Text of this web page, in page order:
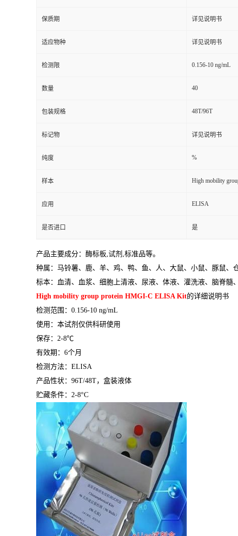
保质期 详见说明书
适应物种 详见说明书
检测限 0.156-10 ng/mL
数量 40
包装规格 48T/96T
标记物 详见说明书
纯度 %
样本 High mobility
应用 ELISA
是否进口 是
产品主要成分：酶标板 试剂 标准品等。
种属：马铃薯、鹿、羊、鸡、鸭、鱼、人、大鼠、小鼠、豚鼠、
标本：血清、血浆、细胞上清液、尿液、体液、灌洗液、脑脊髓
High mobility group protein HMGI-C ELISA Kit的详细说明书
检测范围： 0.156-10 ng/mL
使用：本试剂仅供科研使用
保存： 2-8℃
有效期： 6个月
检测方法： ELISA
产品性状： 96T/48T，盒装液体
贮藏条件： 2-8°C